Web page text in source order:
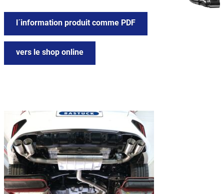
l´information produit comme PDF
vers le shop online